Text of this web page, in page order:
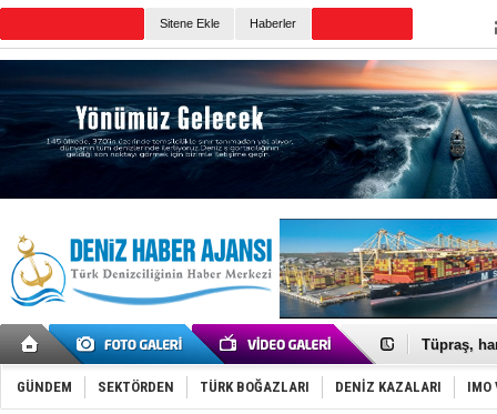
Sitene Ekle Haberler
Anadolu
Tüpraş,
İTU AUV,
LNG
PROYAD,
GÜNDEM SEKTÖRDEN TÜRK BOĞAZLARI DENİZ KAZALARI IMO